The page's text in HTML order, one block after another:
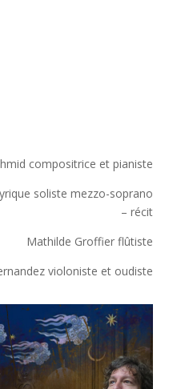
compositrice et pianiste
soliste mezzo-soprano
– récit
Mathilde Groffier flûtiste
violoniste et oudiste